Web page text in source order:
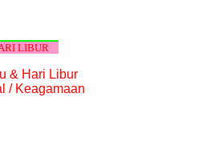
LIBUR
& Hari Libur
/ Keagamaan